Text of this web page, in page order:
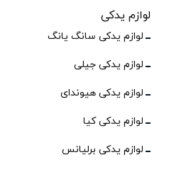
لوازم یدکی
لوازم یدکی سانگ یانگ
لوازم یدکی جیلی
لوازم یدکی هیوندای
لوازم یدکی کیا
لوازم یدکی برلیانس